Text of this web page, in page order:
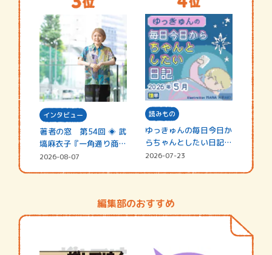
インタビュー
著者の窓 第54回 ◈ 武
塙麻衣子『一角通り商店
街の…
2026-08-07
読みもの
ゆっきゅんの毎日今日か
らちゃんとしたい日記
☆202…
2026-07-23
編集部のおすすめ